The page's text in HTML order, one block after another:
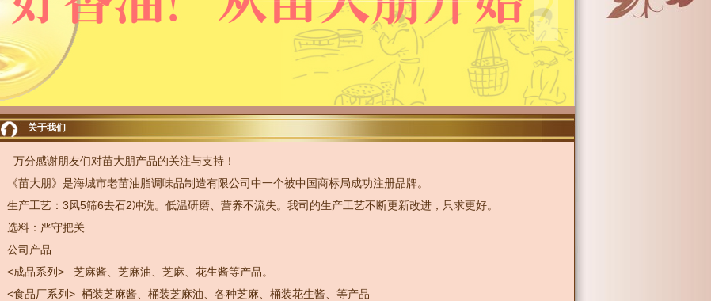
关于我们
万分感谢朋友们对苗大朋产品的关注与支持！
《苗大朋》是海城市老苗油脂调味品制造有限公司中一个被中国商标局成功注册品牌。
生产工艺：3风5筛6去石2冲洗。低温研磨、营养不流失。我司的生产工艺不断更新改进，只求更好。
选料：严守把关
公司产品
<成品系列> 芝麻酱、芝麻油、芝麻、花生酱等产品。
<食品厂系列> 桶装芝麻酱、桶装芝麻油、各种芝麻、桶装花生酱、等产品